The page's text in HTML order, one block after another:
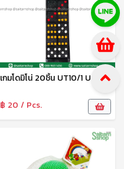
เกมโดมิโน่ 20ชิ้น UT10/1 UNT
฿ 20 / Pcs.